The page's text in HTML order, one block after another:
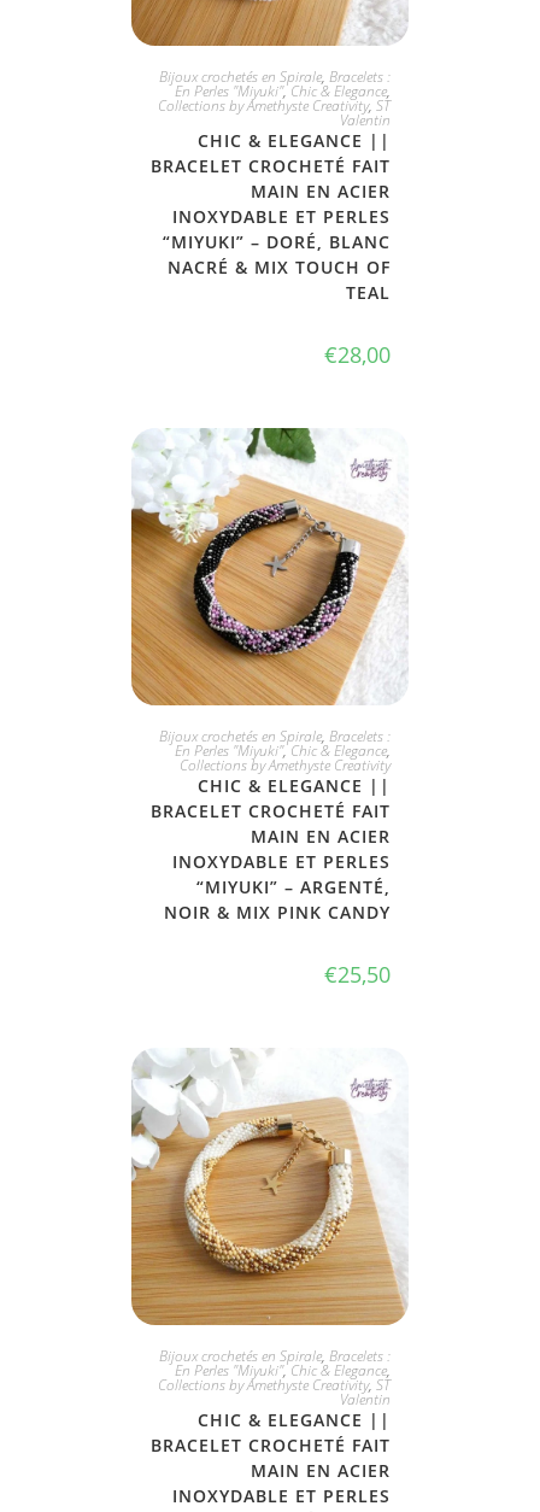
JE L'ADOPTE
Bijoux crochetés en Spirale, Bracelets :
En Perles "Miyuki",Chic & Elegance,
Collections by Amethyste Creativity, ST
Valentin
CHIC & ELEGANCE ||
BRACELET CROCHETÉ FAIT
MAIN EN ACIER
INOXYDABLE ET PERLES
“MIYUKI” – DORÉ, BLANC
NACRÉ & MIX TOUCH OF
TEAL
€28,00
JE L'ADOPTE
Bijoux crochetés en Spirale, Bracelets :
En Perles "Miyuki",Chic & Elegance,
Collections by Amethyste Creativity
CHIC & ELEGANCE ||
BRACELET CROCHETÉ FAIT
MAIN EN ACIER
INOXYDABLE ET PERLES
“MIYUKI” – ARGENTÉ,
NOIR & MIX PINK CANDY
€25,50
JE L'ADOPTE
Bijoux crochetés en Spirale, Bracelets :
En Perles "Miyuki",Chic & Elegance,
Collections by Amethyste Creativity, ST
Valentin
CHIC & ELEGANCE ||
BRACELET CROCHETÉ FAIT
MAIN EN ACIER
INOXYDABLE ET PERLES